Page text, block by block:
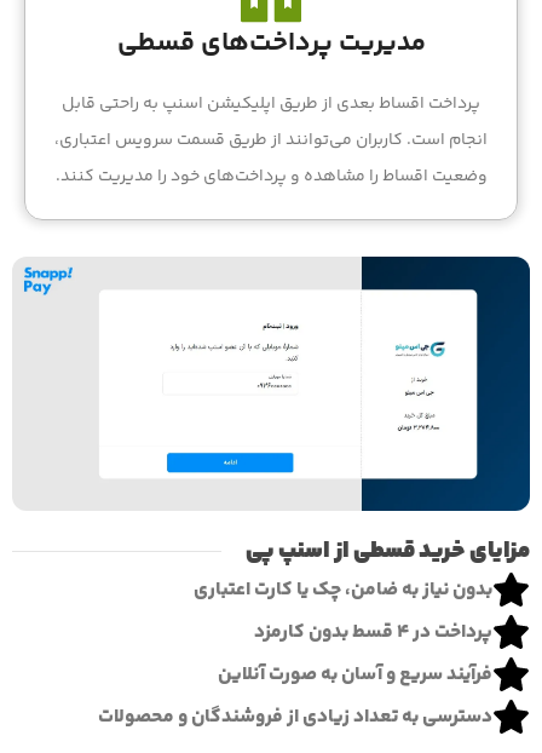
مدیریت پرداخت‌های قسطی
پرداخت اقساط بعدی از طریق اپلیکیشن اسنپ به راحتی قابل
انجام است. کاربران می‌توانند از طریق قسمت سرویس اعتباری،
وضعیت اقساط را مشاهده و پرداخت‌های خود را مدیریت کنند.
مزایای خرید قسطی از اسنپ پی
بدون نیاز به ضامن، چک یا کارت اعتباری
پرداخت در ۴ قسط بدون کارمزد
فرآیند سریع و آسان به صورت آنلاین
دسترسی به تعداد زیادی از فروشندگان و محصولات